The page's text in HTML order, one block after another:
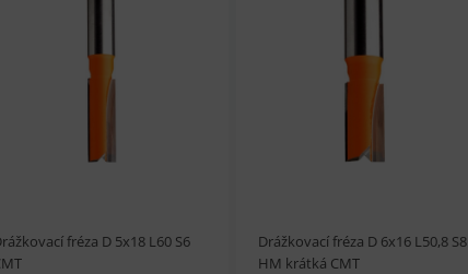
fréza D 5x18 L60 S6
Drážkovací fréza D 6x16 L50,8 S8
HM krátká CMT